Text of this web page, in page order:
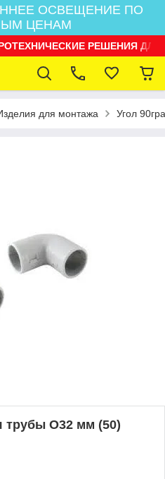
ОСВЕЩЕНИЕ ПО
ЦЕНАМ
РЕШЕНИЯ
для монтажа Угол
трубы O32 мм (50)